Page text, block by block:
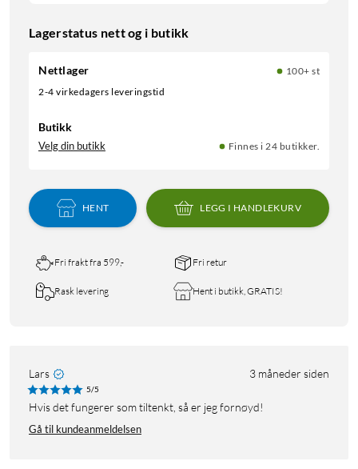
Lagerstatus nett og i butikk
Nettlager
100+ st
2-4 virkedagers leveringstid
Butikk
Velg din butikk Finnes i 24 butikker.
HENT LEGG I HANDLEKURV
Fri frakt fra 599,- Fri retur
Rask levering Hent i butikk, GRATIS!
Lars 3 måneder siden
5/5
Hvis det fungerer som tiltenkt, så er jeg fornøyd!
Gå til kundeanmeldelsen